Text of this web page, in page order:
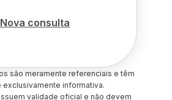
Nova consulta
são meramente referenciais e têm
exclusivamente informativa.
validade oficial e não devem